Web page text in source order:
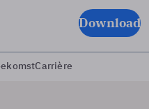
Download
Carrière